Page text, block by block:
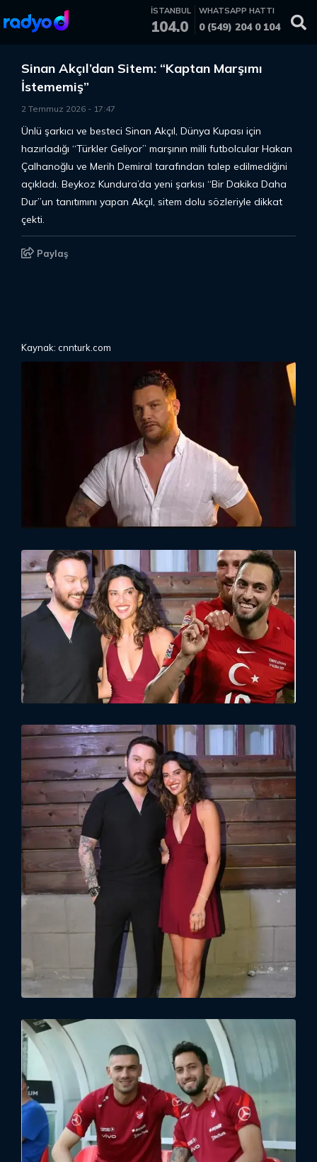
İSTANBUL
104.0
WHATSAPP HATTI
0 (549) 204 0 104
Sinan Akçıl’dan Sitem: “Kaptan Marşımı
İstememiş”
2 Temmuz 2026 - 17:47
Ünlü şarkıcı ve besteci Sinan Akçıl, Dünya Kupası için
hazırladığı “Türkler Geliyor” marşının milli futbolcular Hakan
Çalhanoğlu ve Merih Demiral tarafından talep edilmediğini
açıkladı. Beykoz Kundura’da yeni şarkısı “Bir Dakika Daha
Dur”un tanıtımını yapan Akçıl, sitem dolu sözleriyle dikkat
çekti.
Paylaş
Kaynak: cnnturk.com